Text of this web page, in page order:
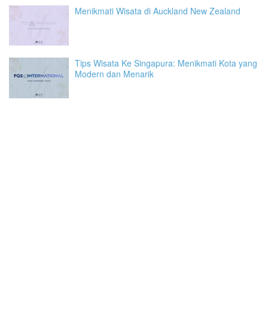
Menikmati Wisata di Auckland New Zealand
Tips Wisata Ke Singapura: Menikmati Kota yang
Modern dan Menarik